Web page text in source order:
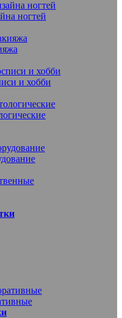
ногтей
и хобби